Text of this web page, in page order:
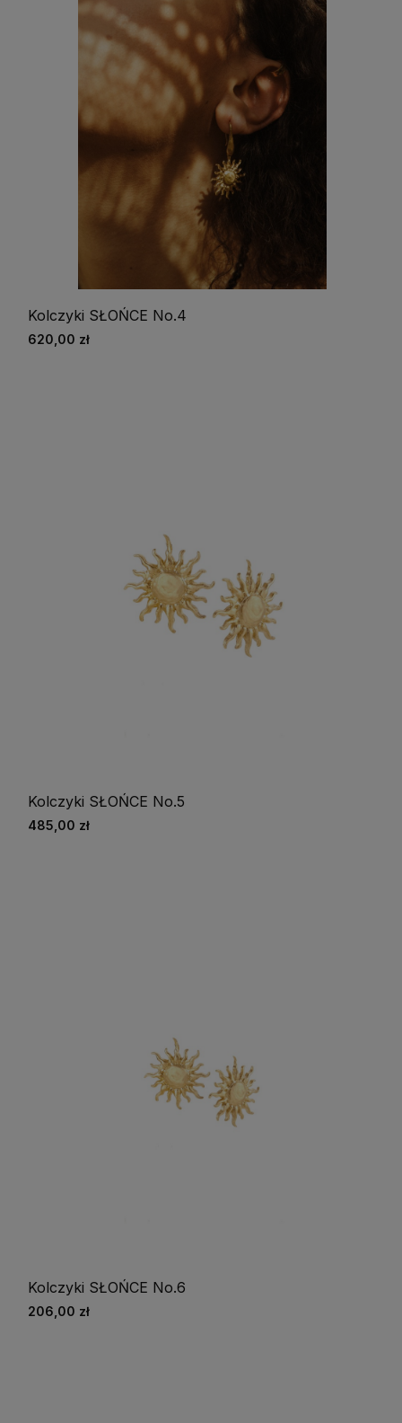
Kolczyki SŁOŃCE No.4
620,00 zł
Kolczyki SŁOŃCE No.5
485,00 zł
Kolczyki SŁOŃCE No.6
206,00 zł